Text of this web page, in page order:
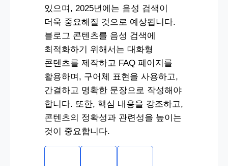
있으며, 2025년에는 음성 검색이
더욱 중요해질 것으로 예상됩니다.
블로그 콘텐츠를 음성 검색에
최적화하기 위해서는 대화형
콘텐츠를 제작하고 FAQ 페이지를
활용하며, 구어체 표현을 사용하고,
간결하고 명확한 문장으로 작성해야
합니다. 또한, 핵심 내용을 강조하고,
콘텐츠의 정확성과 관련성을 높이는
것이 중요합니다.